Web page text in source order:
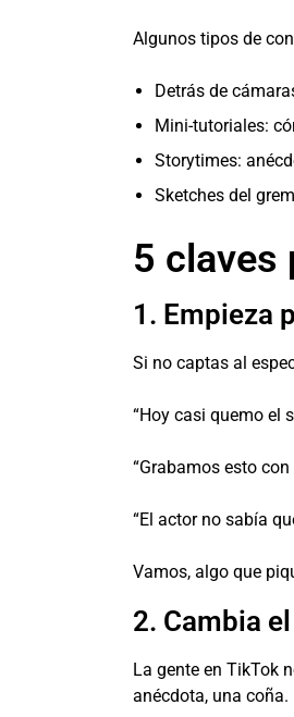
Algunos tipos de
Detrás de
Mini-tutoriales:
Storytimes:
Sketches del
5 claves
1. Empieza
Si no captas al
“Hoy casi quemo el
“Grabamos esto
“El actor no sabía
Vamos, algo que
2. Cambia
La gente en TikTok
anécdota, una coña.